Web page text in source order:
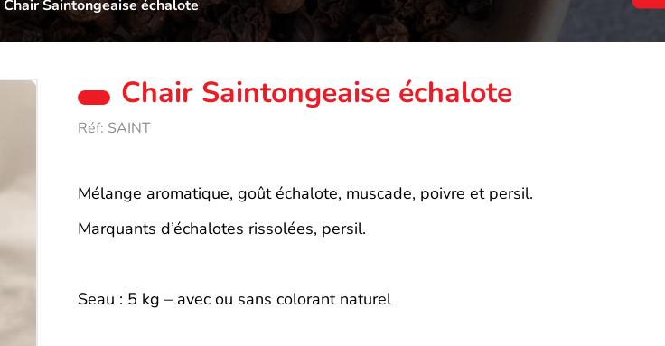
Chair Saintongeaise échalote
Chair Saintongeaise échalote
Réf: SAINT
Description
Mélange aromatique, goût échalote, muscade, poivre et persil.
Marquants d’échalotes rissolées, persil.
Seau : 5 kg – avec ou sans colorant naturel